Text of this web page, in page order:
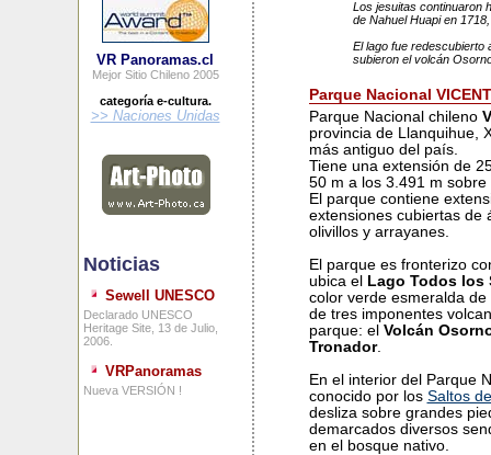
VR Panoramas.cl
Mejor Sitio Chileno 2005
categoría e-cultura.
>> Naciones Unidas
Noticias
Sewell UNESCO
Declarado UNESCO
Heritage Site, 13 de Julio,
2006.
VRPanoramas
Nueva VERSIÓN !
Los jesuitas continuaron
de Nahuel Huapi en
El lago fue redescubierto
subieron el volcán
Parque Nacional
Parque Nacional chileno
provincia de Llanquihue,
más antiguo del país.
Tiene una extensión de
50 m a los 3.491 m sobre
El parque contiene
extensiones cubiertas de
olivillos y arrayanes.
El parque es fronterizo
ubica el
Lago Todos los
color verde esmeralda
de tres imponentes
parque: el Volcán
Tronador.
En el interior del Parque
conocido por los Saltos
desliza sobre grandes
demarcados diversos
en el bosque nativo.